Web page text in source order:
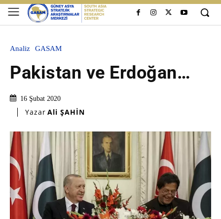
Analiz GASAM
Pakistan ve Erdoğan…
16 Şubat 2020
Yazar Ali ŞAHİN